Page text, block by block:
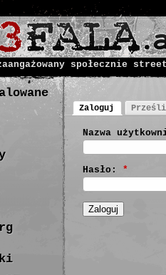
społecznie
Zaloguj
Nazwa
Hasło: *